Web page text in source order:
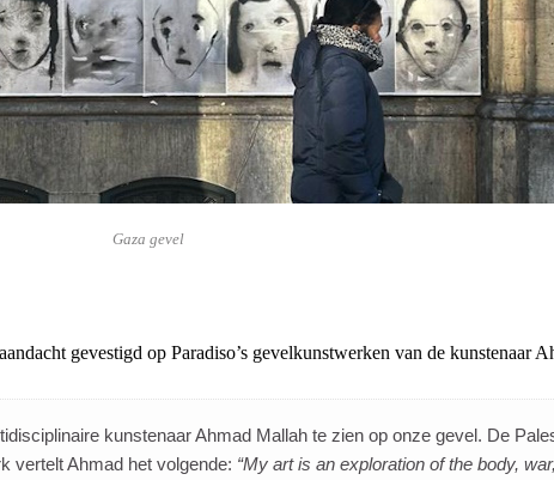
Gaza gevel
gevestigd op Paradiso’s gevelkunstwerken van de kunstenaar
kunstenaar Ahmad Mallah te zien op onze gevel. De
vertelt Ahmad het volgende: “My art is an exploration of the body,